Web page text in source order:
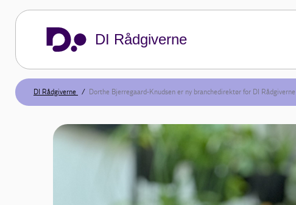
DI Rådgiverne
DI Rådgiverne Dorthe Bjerregaard-Knudsen er ny branchedirektør for DI Rådgiverne